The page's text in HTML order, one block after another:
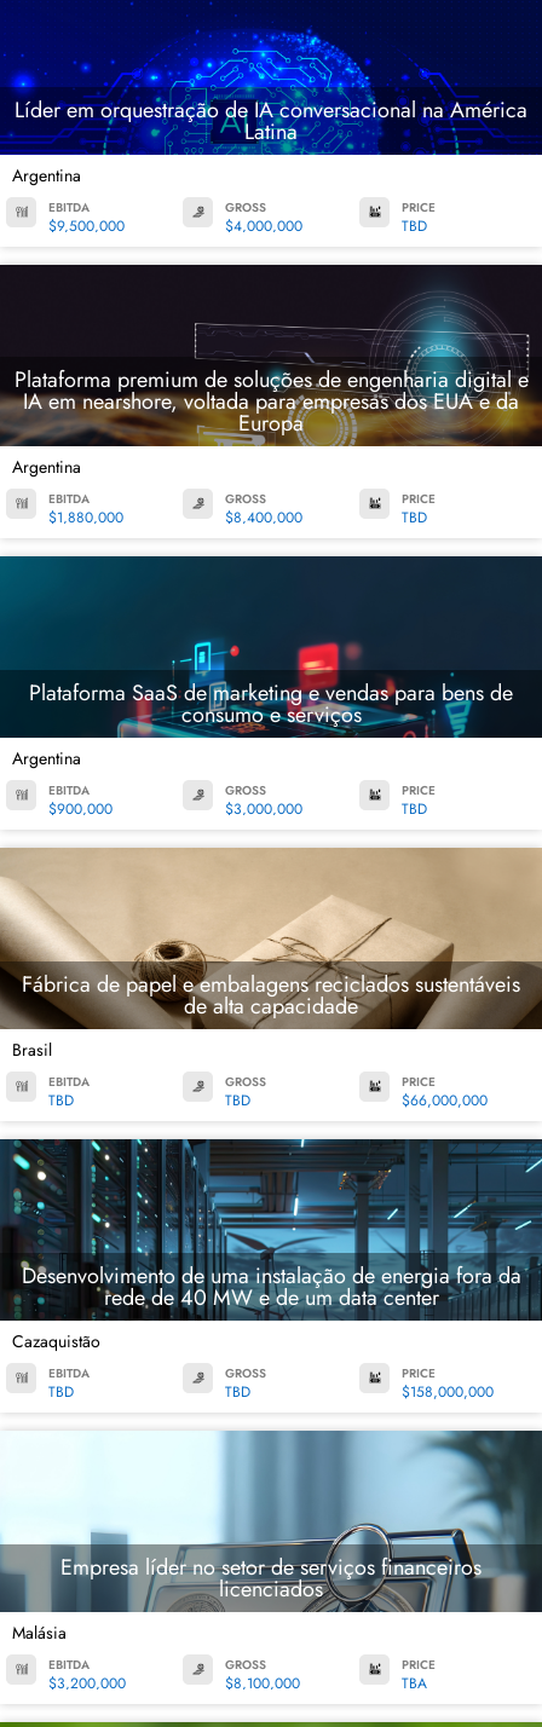
Líder em orquestração de IA conversacional na América
Latina
Argentina
EBITDA
$9,500,000
GROSS
$4,000,000
PRICE
TBD
Plataforma premium de soluções de engenharia digital e
IA em nearshore, voltada para empresas dos EUA e da
Europa
Argentina
EBITDA
$1,880,000
GROSS
$8,400,000
PRICE
TBD
Plataforma SaaS de marketing e vendas para bens de
consumo e serviços
Argentina
EBITDA
$900,000
GROSS
$3,000,000
PRICE
TBD
Fábrica de papel e embalagens reciclados sustentáveis
de alta capacidade
Brasil
EBITDA
TBD
GROSS
TBD
PRICE
$66,000,000
Desenvolvimento de uma instalação de energia fora da
rede de 40 MW e de um data center
Cazaquistão
EBITDA
TBD
GROSS
TBD
PRICE
$158,000,000
Empresa líder no setor de serviços financeiros
licenciados
Malásia
EBITDA
$3,200,000
GROSS
$8,100,000
PRICE
TBA